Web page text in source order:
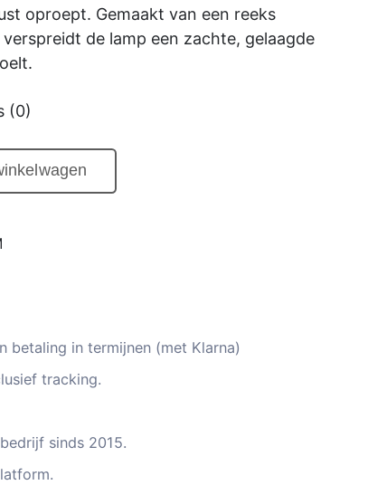
(0)
is
€125,00.
oproept. Gemaakt van een reeks
de lamp een zachte, gelaagde
betaling in termijnen (met Klarna)
tracking.
sinds 2015.